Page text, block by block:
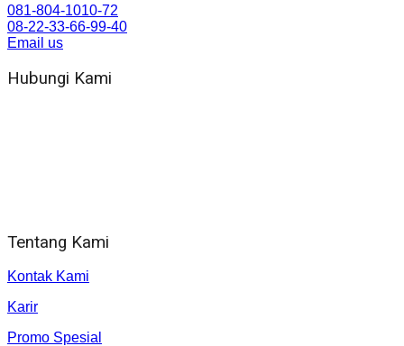
081-804-1010-72
08-22-33-66-99-40
Email us
Hubungi Kami
Tentang Kami
Kontak Kami
Karir
Promo Spesial